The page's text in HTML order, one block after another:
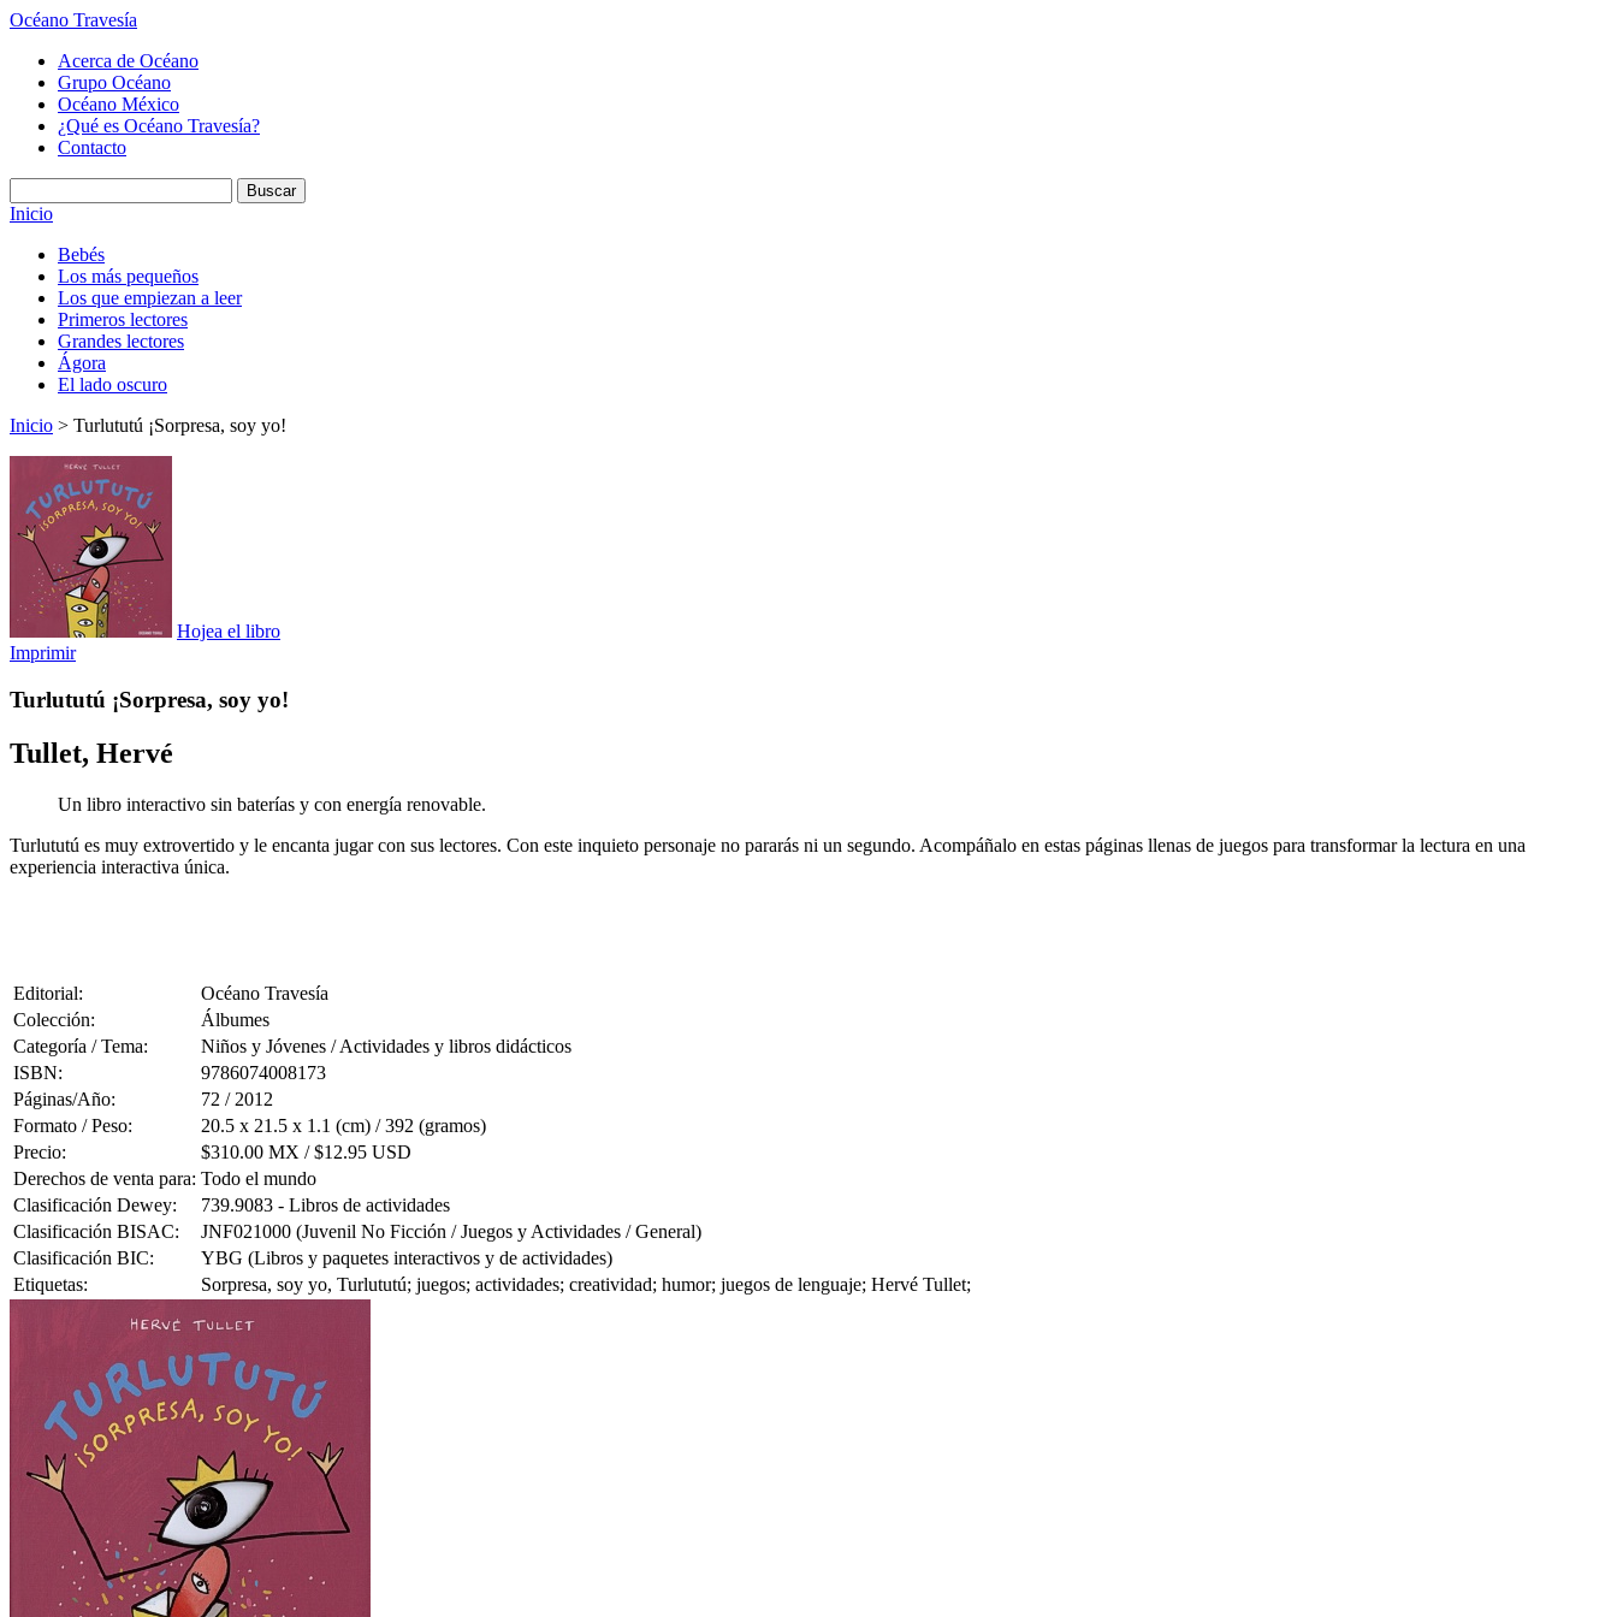
Océano Travesía
Acerca de Océano
Grupo Océano
Océano México
¿Qué es Océano Travesía?
Contacto
Inicio
Bebés
Los más pequeños
Los que empiezan a leer
Primeros lectores
Grandes lectores
Ágora
El lado oscuro
Inicio > Turlututú ¡Sorpresa, soy yo!
Hojea el libro
Imprimir
Turlututú ¡Sorpresa, soy yo!
Tullet, Hervé
Un libro interactivo sin baterías y con energía renovable.
Turlututú es muy extrovertido y le encanta jugar con sus lectores. Con este inquieto personaje no pararás ni un segundo. Acompáñalo en estas páginas llenas de juegos para transformar la lectura en una
experiencia interactiva única.
Editorial:
Océano Travesía
Colección:
Álbumes
Categoría / Tema:
Niños y Jóvenes / Actividades y libros didácticos
ISBN:
9786074008173
Páginas/Año:
72 / 2012
Formato / Peso:
20.5 x 21.5 x 1.1 (cm) / 392 (gramos)
Precio:
$310.00 MX / $12.95 USD
Derechos de venta para: Todo el mundo
Clasificación Dewey:
739.9083 - Libros de actividades
Clasificación BISAC:
JNF021000 (Juvenil No Ficción / Juegos y Actividades / General)
Clasificación BIC:
YBG (Libros y paquetes interactivos y de actividades)
Etiquetas:
Sorpresa, soy yo, Turlututú; juegos; actividades; creatividad; humor; juegos de lenguaje; Hervé Tullet;